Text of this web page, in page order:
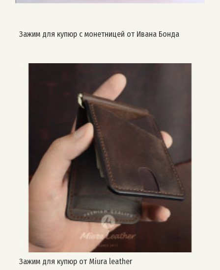
Зажим для купюр с монетницей от Ивана Бонда
Зажим для купюр от Miura leather